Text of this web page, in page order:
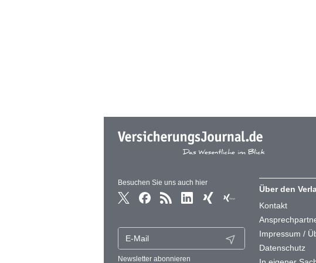
Besuchen Sie uns auch hier
Newsletter abonnieren
Über den
Kontakt
Impressum /
Datenschutz